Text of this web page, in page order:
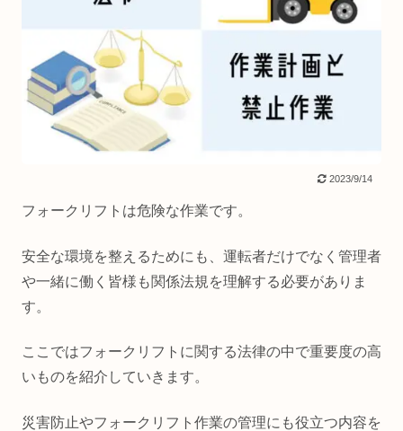
2023/9/14
フォークリフトは危険な作業です。
安全な環境を整えるためにも、運転者だけでなく管理者
や一緒に働く皆様も関係法規を理解する必要がありま
す。
ここではフォークリフトに関する法律の中で重要度の高
いものを紹介していきます。
災害防止やフォークリフト作業の管理にも役立つ内容を